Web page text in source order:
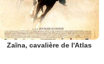
Zaïna, cavalière de l'Atlas